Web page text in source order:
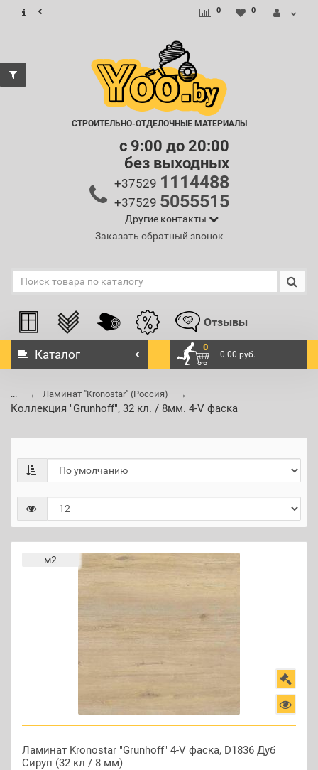
0 0
СТРОИТЕЛЬНО-ОТДЕЛОЧНЫЕ МАТЕРИАЛЫ
c 9:00 до 20:00
без выходных
+37529 1114488
+37529 5055515
Другие контакты
Заказать обратный звонок
Отзывы
Каталог
0
0.00 руб.
... Ламинат "Kronostar" (Россия)
Коллекция "Grunhoff", 32 кл. / 8мм. 4-V фаска
м2
Ламинат Kronostar "Grunhoff" 4-V фаска, D1836 Дуб
Сируп (32 кл / 8 мм)